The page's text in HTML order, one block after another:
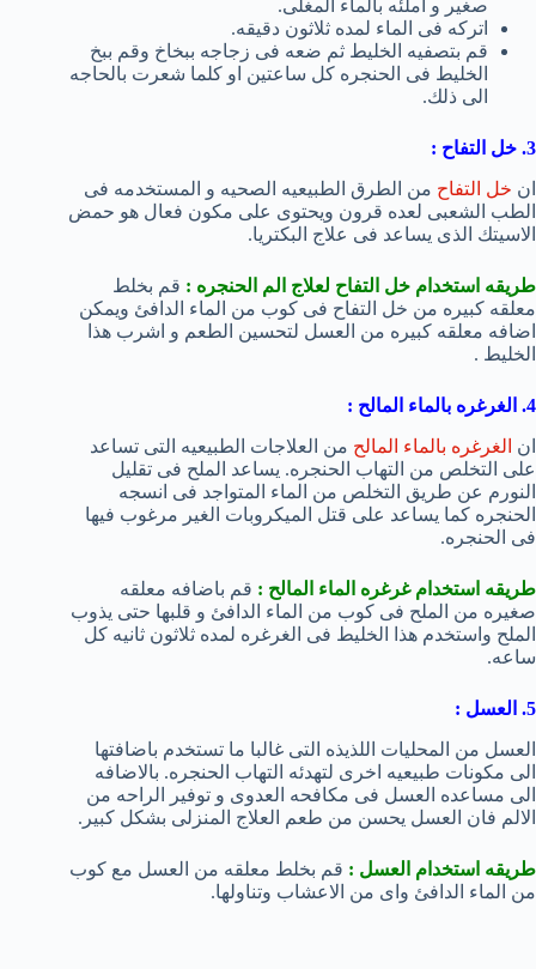
صغير و املئه بالماء المغلى.
اتركه فى الماء لمده ثلاثون دقيقه.
قم بتصفيه الخليط ثم ضعه فى زجاجه ببخاخ وقم ببخ
الخليط فى الحنجره كل ساعتين او كلما شعرت بالحاجه
الى ذلك.
3. خل التفاح :
ان خل التفاح من الطرق الطبيعيه الصحيه و المستخدمه فى
الطب الشعبى لعده قرون ويحتوى على مكون فعال هو حمض
الاسيتك الذى يساعد فى علاج البكتريا.
طريقه استخدام خل التفاح لعلاج الم الحنجره : قم بخلط
معلقه كبيره من خل التفاح فى كوب من الماء الدافئ ويمكن
اضافه معلقه كبيره من العسل لتحسين الطعم و اشرب هذا
الخليط .
4. الغرغره بالماء المالح :
ان الغرغره بالماء المالح من العلاجات الطبيعيه التى تساعد
على التخلص من التهاب الحنجره. يساعد الملح فى تقليل
النورم عن طريق التخلص من الماء المتواجد فى انسجه
الحنجره كما يساعد على قتل الميكروبات الغير مرغوب فيها
فى الحنجره.
طريقه استخدام غرغره الماء المالح : قم باضافه معلقه
صغيره من الملح فى كوب من الماء الدافئ و قلبها حتى يذوب
الملح واستخدم هذا الخليط فى الغرغره لمده ثلاثون ثانيه كل
ساعه.
5. العسل :
العسل من المحليات اللذيذه التى غالبا ما تستخدم باضافتها
الى مكونات طبيعيه اخرى لتهدئه التهاب الحنجره. بالاضافه
الى مساعده العسل فى مكافحه العدوى و توفير الراحه من
الالم فان العسل يحسن من طعم العلاج المنزلى بشكل كبير.
طريقه استخدام العسل : قم بخلط معلقه من العسل مع كوب
من الماء الدافئ واى من الاعشاب وتناولها.